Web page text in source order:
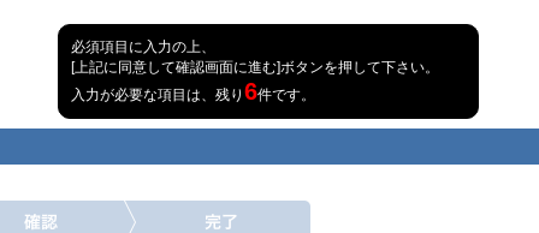
必須項目に入力の上、
[上記に同意して確認画面に進む]ボタンを押して下さい。
入力が必要な項目は、残り 6件です。